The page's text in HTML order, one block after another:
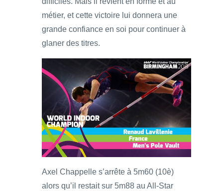
métier, et cette victoire lui donnera une
grande confiance en soi pour continuer à
glaner des titres.
Axel Chappelle s’arrête à 5m60 (10è)
alors qu’il restait sur 5m88 au All-Star